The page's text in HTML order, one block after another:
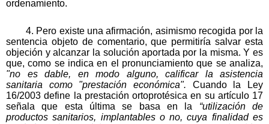
ordenamiento.
4. Pero existe una afirmación, asimismo recogida por la
sentencia objeto de comentario, que permitiría salvar esta
objeción y alcanzar la solución aportada por la misma. Y es
que, como se indica en el pronunciamiento que se analiza,
"no es dable, en modo alguno, calificar la asistencia
sanitaria como "prestación económica". Cuando la Ley
16/2003 define la prestación ortoprotésica en su artículo 17
señala que esta última se basa en la “utilización de
productos sanitarios, implantables o no, cuya finalidad es